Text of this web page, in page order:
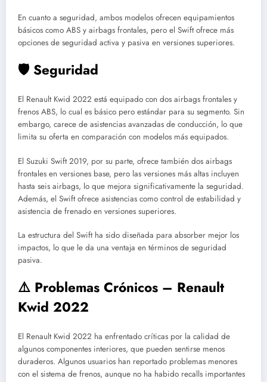
En cuanto a seguridad, ambos modelos ofrecen equipamientos
básicos como ABS y airbags frontales, pero el Swift ofrece más
opciones de seguridad activa y pasiva en versiones superiores.
🛡️ Seguridad
El Renault Kwid 2022 está equipado con dos airbags frontales y
frenos ABS, lo cual es básico pero estándar para su segmento. Sin
embargo, carece de asistencias avanzadas de conducción, lo que
limita su oferta en comparación con modelos más equipados.
El Suzuki Swift 2019, por su parte, ofrece también dos airbags
frontales en versiones base, pero las versiones más altas incluyen
hasta seis airbags, lo que mejora significativamente la seguridad.
Además, el Swift ofrece asistencias como control de estabilidad y
asistencia de frenado en versiones superiores.
La estructura del Swift ha sido diseñada para absorber mejor los
impactos, lo que le da una ventaja en términos de seguridad
pasiva.
⚠️ Problemas Crónicos – Renault
Kwid 2022
El Renault Kwid 2022 ha enfrentado críticas por la calidad de
algunos componentes interiores, que pueden sentirse menos
duraderos. Algunos usuarios han reportado problemas menores
con el sistema de frenos, aunque no ha habido recalls importantes